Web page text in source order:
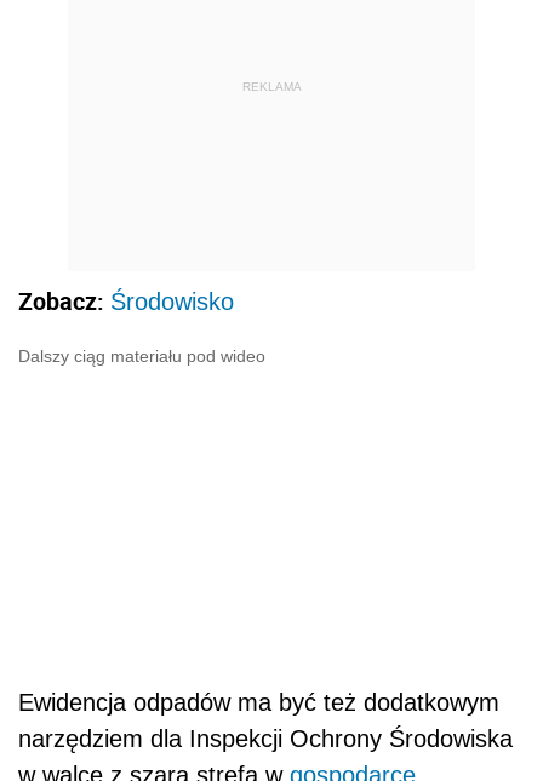
REKLAMA
Zobacz: Środowisko
Dalszy ciąg materiału pod wideo
Ewidencja odpadów ma być też dodatkowym
narzędziem dla Inspekcji Ochrony Środowiska
w walce z szarą strefą w gospodarce